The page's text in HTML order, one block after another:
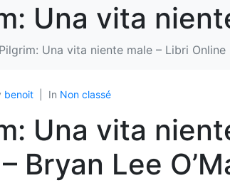
Una vita
Una vita niente male – Libri Online
benoit In Non classé
Una vita
Bryan Lee